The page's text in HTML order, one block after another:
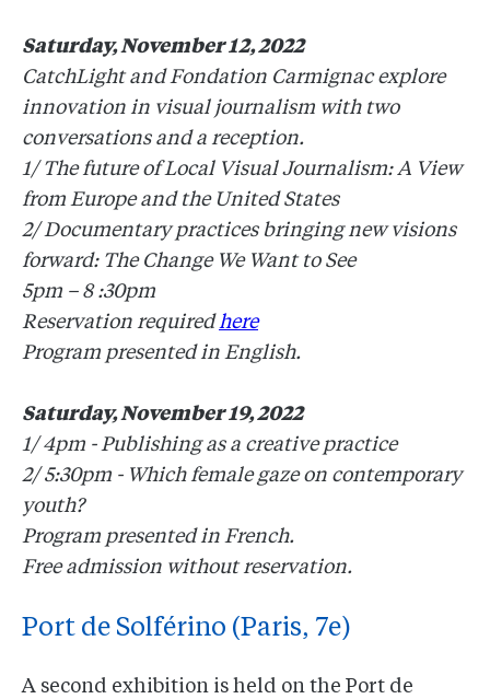
Saturday, November 12, 2022
CatchLight and Fondation Carmignac explore
innovation in visual journalism with two
conversations and a reception.
1/ The future of Local Visual Journalism: A View
from Europe and the United States
2/ Documentary practices bringing new visions
forward: The Change We Want to See
5pm – 8 :30pm
Reservation requiredhere
Program presented in English.
Saturday, November 19, 2022
1/ 4pm - Publishing as a creative practice
2/ 5:30pm - Which female gaze on contemporary
youth?
Program presented in French.
Free admission without reservation.
Port de Solférino (Paris, 7e)
A second exhibition is held on the Port de